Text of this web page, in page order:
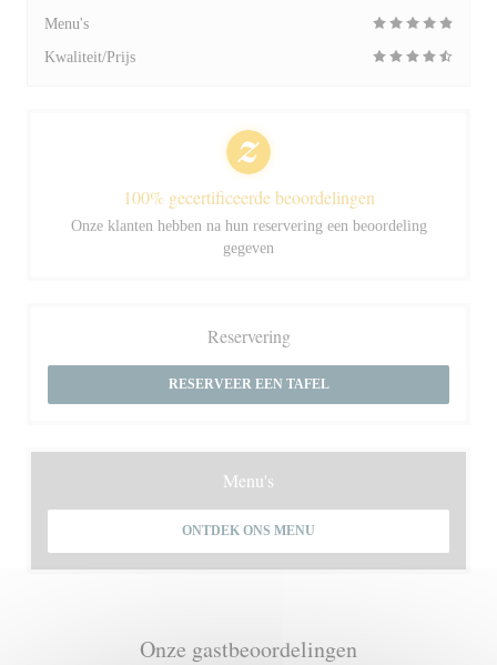
Onze gastbeoordelingen
Menu's
Kwaliteit/Prijs
100% gecertificeerde beoordelingen
Onze klanten hebben na hun reservering een beoordeling
gegeven
Reservering
RESERVEER EEN TAFEL
Menu's
ONTDEK ONS MENU